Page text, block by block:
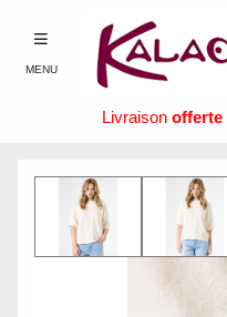
MENU
Livraison offerte